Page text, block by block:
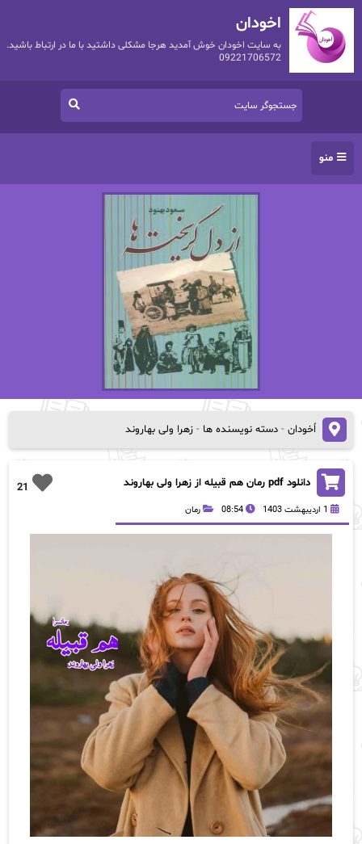
اخودان
به سایت اخودان خوش آمدید هرجا مشکلی داشتید با ما در ارتباط باشید.
09221706572
منو
اُخودان- دسته نویسنده ها - زهرا ولی بهاروند
21 دانلود pdf رمان هم‌ قبیله از زهرا ولی بهاروند
1 اردیبهشت 1403 08:54 رمان